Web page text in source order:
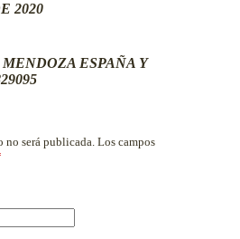
2020
ESPAÑA Y
no será publicada. Los campos